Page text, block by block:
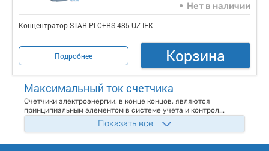
Нет в наличии
Концентратор STAR PLC+RS-485 UZ IEK
Подробнее Корзина
Максимальный ток счетчика
Счетчики электроэнергии, в конце концов, являются
принципиальным элементом в системе учета и контрол...
Показать все